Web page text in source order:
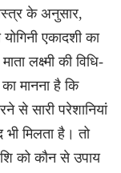
के अनुसार,
एकादशी का
लक्ष्मी की विधि-
मानना है कि
से सारी परेशानियां
भी मिलता है। तो
को कौन से उपाय